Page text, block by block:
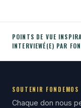
POINTS DE VUE
INTERVIEWÉ(E) PAR
SOUTENIR FONDEMOS
Chaque don nous